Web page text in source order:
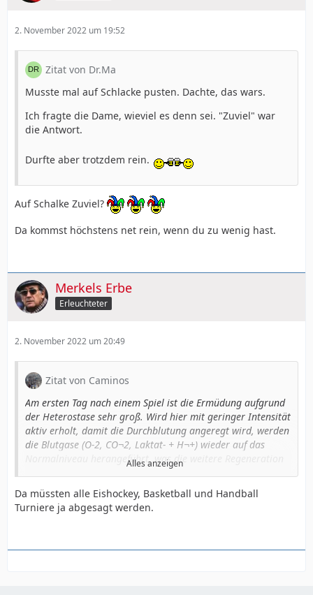
2. November 2022 um 19:52
Zitat von Dr.Ma
Musste mal auf Schlacke pusten. Dachte, das wars.
Ich fragte die Dame, wieviel es denn sei. "Zuviel" war
die Antwort.
Durfte aber trotzdem rein.
Auf Schalke Zuviel?
Da kommst höchstens net rein, wenn du zu wenig hast.
Merkels Erbe
Erleuchteter
2. November 2022 um 20:49
Zitat von Caminos
Am ersten Tag nach einem Spiel ist die Ermüdung aufgrund
der Heterostase sehr groß. Wird hier mit geringer Intensität
aktiv erholt, damit die Durchblutung angeregt wird, werden
die Blutgase (O-2, CO¬2, Laktat- + H¬+) wieder auf das
Normalniveau herangeführt, was die weitere Regeneration
unterstützt. Am zweiten Tag nach dem Spiel werden die
regeneriert. Dies erfordert viel Energie, welche für
sportliche Aktivitäten fehlt. Die Ermüdung ist an diesem Tag
Selbst am dritten Tag nach dem Spiel sind noch nicht alle
Alles anzeigen
Da müssten alle Eishockey, Basketball und Handball
Turniere ja abgesagt werden.